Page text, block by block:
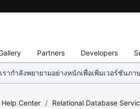
Partners Developers
ากำลังพยายามอย่างหนักเพื่อเพิ่มเวอร์ชัน
Help Center / Relational Database